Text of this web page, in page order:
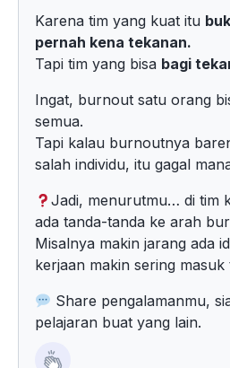
Karena tim yang kuat itu
pernah kena tekanan.
Tapi tim yang bisa bagi
Ingat, burnout satu orang
semua.
Tapi kalau burnoutnya
salah individu, itu gagal
Jadi, menurutmu… di tim
ada tanda-tanda ke arah
Misalnya makin jarang ada
kerjaan makin sering masuk
Share pengalamanmu,
pelajaran buat yang lain.